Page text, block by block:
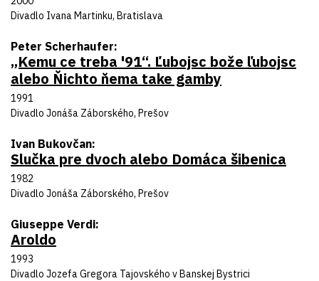
Divadlo
Divadlo Ivana Martinku, Bratislava
Autor predlohy
Peter Scherhaufer
Názov inscenácie
„Kemu ce treba '91“. Ľubojsc bože ľubojsc
alebo Ňichto ňema take gamby
Rok uvedenia
1991
Divadlo
Divadlo Jonáša Záborského, Prešov
Autor predlohy
Ivan Bukovčan
Názov inscenácie
Slučka pre dvoch alebo Domáca šibenica
Rok uvedenia
1982
Divadlo
Divadlo Jonáša Záborského, Prešov
Autor predlohy
Giuseppe Verdi
Názov inscenácie
Aroldo
Rok uvedenia
1993
Divadlo
Divadlo Jozefa Gregora Tajovského v Banskej Bystrici